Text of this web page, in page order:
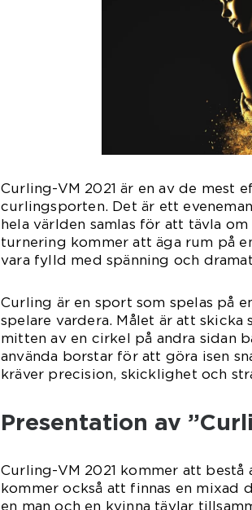
Curling-VM 2021 är en av de mest
curlingsporten. Det är ett
hela världen samlas för att tävla
turnering kommer att äga rum på
vara fylld med spänning och
Curling är en sport som spelas på
spelare vardera. Målet är att skicka
mitten av en cirkel på andra sidan
använda borstar för att göra isen
kräver precision, skicklighet och
Presentation av
Curling-VM 2021 kommer att bestå
kommer också att finnas en mixad
en man och en kvinna tävlar